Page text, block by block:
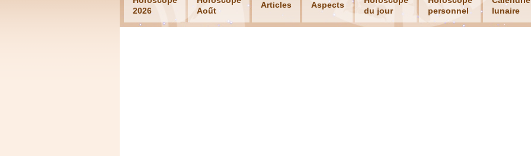
2026
Aoűt
Articles Aspects
du jour
personnel
lunaire